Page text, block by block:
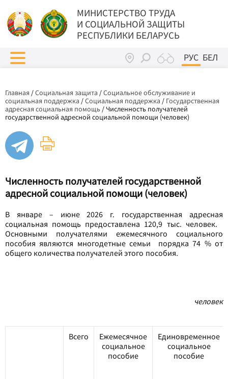
МИНИСТЕРСТВО ТРУДА
И СОЦИАЛЬНОЙ ЗАЩИТЫ
РЕСПУБЛИКИ БЕЛАРУСЬ
РУС БЕЛ
Главная /Социальная защита /Социальное обслуживание и
социальная поддержка /Социальная поддержка / Государственная
адресная социальная помощь / Численность получателей
государственной адресной социальной помощи (человек)
Численность получателей государственной
адресной социальной помощи (человек)
В январе – июне 2026 г. государственная адресная
социальная помощь предоставлена 120,9 тыс. человек.
Основными получателями ежемесячного социального
пособия являются многодетные семьи порядка 74 % от
общего количества получателей этого пособия.
человек
Всего
Ежемесячное
социальное
пособие
Единовременное
социальное
пособие